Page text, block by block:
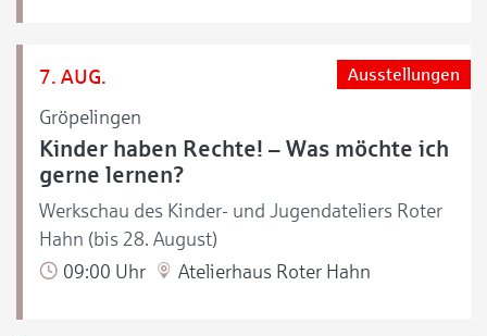
7. AUG.
Gröpelingen
Ausstellungen
Kinder haben Rechte! – Was möchte ich
gerne lernen?
Werkschau des Kinder- und Jugendateliers Roter
Hahn (bis 28. August)
09:00 Uhr
Atelierhaus Roter Hahn